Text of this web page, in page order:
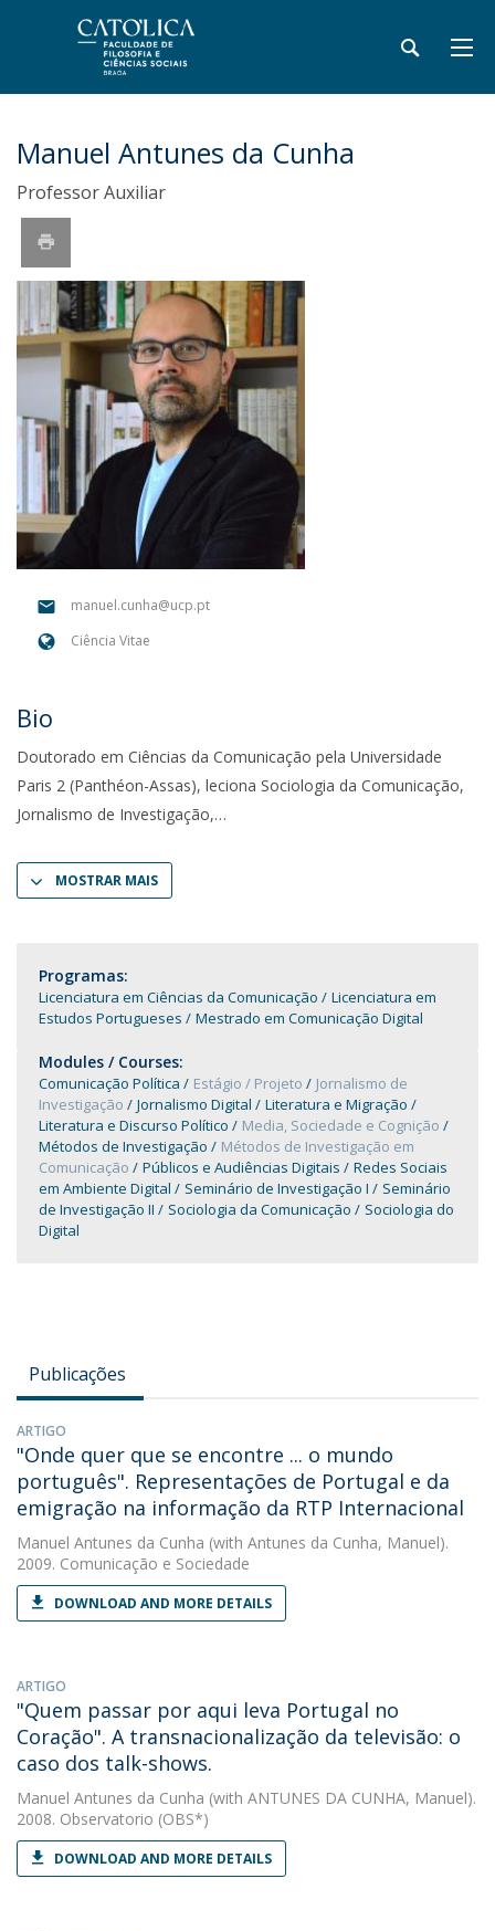
Manuel Antunes da Cunha
Professor Auxiliar
manuel.cunha@ucp.pt
Ciência Vitae
Bio
Doutorado em Ciências da Comunicação pela Universidade
Paris 2 (Panthéon-Assas), leciona Sociologia da Comunicação,
Jornalismo de Investigação,
MOSTRAR MAIS
Programas:
Licenciatura em Ciências da Comunicação
Licenciatura em
Estudos Portugueses
Mestrado em Comunicação Digital
Modules / Courses:
Comunicação Política Estágio / Projeto
Jornalismo de
Investigação
Jornalismo Digital
Literatura e Migração
Literatura e Discurso Político
Media, Sociedade e Cognição
Métodos de Investigação
Métodos de Investigação em
Comunicação
Públicos e Audiências Digitais
Redes Sociais
em Ambiente Digital
Seminário de Investigação I
Seminário
de Investigação II
Sociologia da Comunicação
Sociologia do
Digital
Publicações
ARTIGO
"Onde quer que se encontre ... o mundo
português". Representações de Portugal e da
emigração na informação da RTP Internacional
Manuel Antunes da Cunha (with Antunes da Cunha, Manuel).
2009. Comunicação e Sociedade
DOWNLOAD AND MORE DETAILS
ARTIGO
"Quem passar por aqui leva Portugal no
Coração". A transnacionalização da televisão: o
caso dos talk-shows.
Manuel Antunes da Cunha (with ANTUNES DA CUNHA, Manuel).
2008. Observatorio (OBS*)
DOWNLOAD AND MORE DETAILS